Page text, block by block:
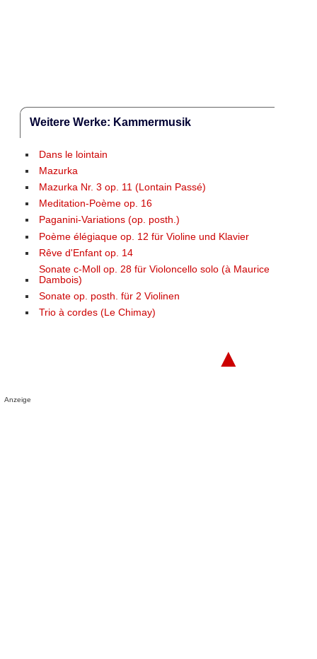
Weitere Werke: Kammermusik
Dans le lointain
Mazurka
Mazurka Nr. 3 op. 11 (Lontain Passé)
Meditation-Poème op. 16
Paganini-Variations (op. posth.)
Poème élégiaque op. 12 für Violine und Klavier
Rêve d'Enfant op. 14
Sonate c-Moll op. 28 für Violoncello solo (à Maurice
Dambois)
Sonate op. posth. für 2 Violinen
Trio à cordes (Le Chimay)
▲
Anzeige